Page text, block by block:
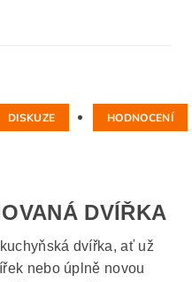
DISKUZE HODNOCENÍ
DVÍŘKA
dvířka, ať už
nebo úplně novou